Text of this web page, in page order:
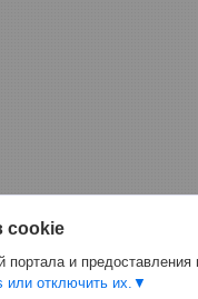
cookie
и предоставления
отключить их.